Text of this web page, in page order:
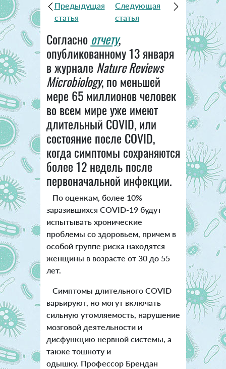
Предыдущая
статья
Следующая
статья
Согласно отчету,
опубликованному 13 января
в журнале Nature Reviews
Microbiology, по меньшей
мере 65 миллионов человек
во всем мире уже имеют
длительный COVID, или
состояние после COVID,
когда симптомы сохраняются
более 12 недель после
первоначальной инфекции.
По оценкам, более 10%
заразившихся COVID-19 будут
испытывать хронические
проблемы со здоровьем, причем в
особой группе риска находятся
женщины в возрасте от 30 до 55
лет.
Симптомы длительного COVID
варьируют, но могут включать
сильную утомляемость, нарушение
мозговой деятельности и
дисфункцию нервной системы, а
также тошноту и
одышку. Профессор Брендан